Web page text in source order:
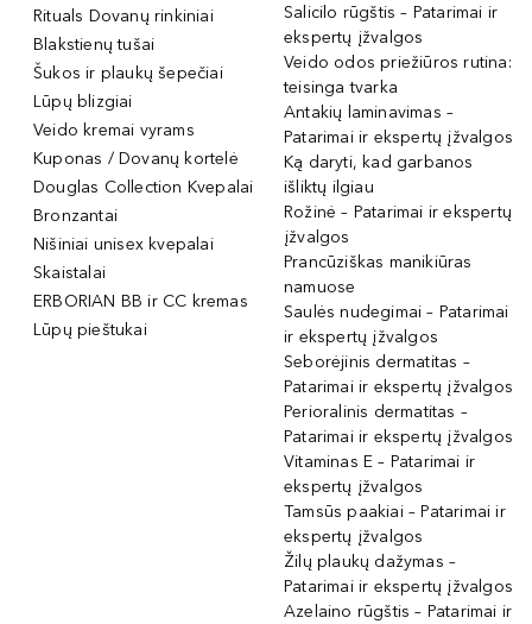
Rituals Dovanų rinkiniai
Blakstienų tušai
Šukos ir plaukų šepečiai
Lūpų blizgiai
Veido kremai vyrams
Kuponas / Dovanų kortelė
Douglas Collection Kvepalai
Bronzantai
Nišiniai unisex kvepalai
Skaistalai
ERBORIAN BB ir CC kremas
Lūpų pieštukai
Salicilo rūgštis – Patarimai ir
ekspertų įžvalgos
Veido odos priežiūros rutina:
teisinga tvarka
Antakių laminavimas –
Patarimai ir ekspertų įžvalgos
Ką daryti, kad garbanos
išliktų ilgiau
Rožinė – Patarimai ir ekspertų
įžvalgos
Prancūziškas manikiūras
namuose
Saulės nudegimai – Patarimai
ir ekspertų įžvalgos
Seborėjinis dermatitas –
Patarimai ir ekspertų įžvalgos
Perioralinis dermatitas –
Patarimai ir ekspertų įžvalgos
Vitaminas E – Patarimai ir
ekspertų įžvalgos
Tamsūs paakiai – Patarimai ir
ekspertų įžvalgos
Žilų plaukų dažymas –
Patarimai ir ekspertų įžvalgos
Azelaino rūgštis – Patarimai ir